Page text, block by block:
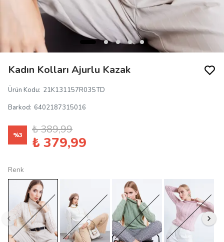
Kadın Kolları Ajurlu Kazak
Ürün Kodu: 21K131157R03STD
Barkod: 6402187315016
%3 ₺ 389,99
₺ 379,99
Renk